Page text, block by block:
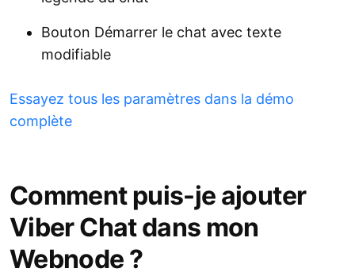
Bouton Démarrer le chat avec texte
modifiable
Essayez tous les paramètres dans la démo
complète
Comment puis-je ajouter
Viber Chat dans mon
Webnode ?